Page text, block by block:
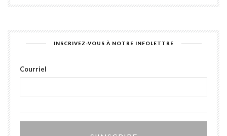
INSCRIVEZ-VOUS À NOTRE INFOLETTRE
Courriel